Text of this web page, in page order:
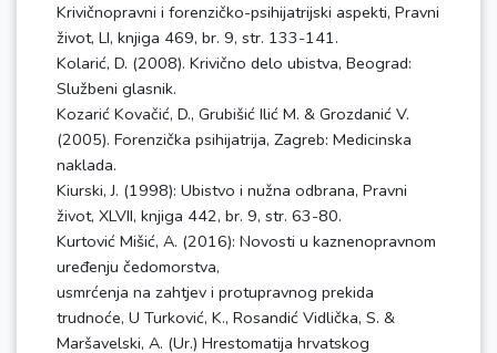
Krivičnopravni i forenzičko-psihijatrijski aspekti, Pravni
život, LI, knjiga 469, br. 9, str. 133-141.
Kolarić, D. (2008). Krivično delo ubistva, Beograd:
Službeni glasnik.
Kozarić Kovačić, D., Grubišić Ilić M. & Grozdanić V.
(2005). Forenzička psihijatrija, Zagreb: Medicinska
naklada.
Kiurski, J. (1998): Ubistvo i nužna odbrana, Pravni
život, XLVII, knjiga 442, br. 9, str. 63-80.
Kurtović Mišić, A. (2016): Novosti u kaznenopravnom
uređenju čedomorstva,
usmrćenja na zahtjev i protupravnog prekida
trudnoće, U Turković, K., Rosandić Vidlička, S. &
Maršavelski, A. (Ur.) Hrestomatija hrvatskog